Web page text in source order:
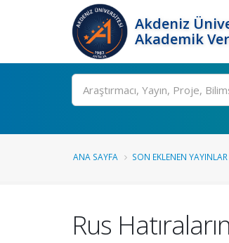
Akdeniz
Akademik
Ara
ANA SAYFA SON EKLENEN YAYINLAR
Rus